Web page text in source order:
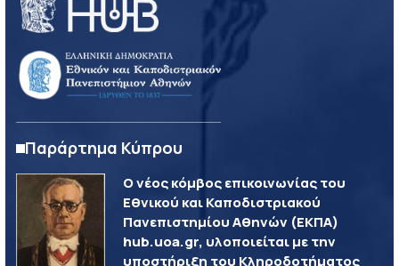
Παράρτημα Κύπρου
Ο νέος κόμβος επικοινωνίας του
Εθνικού και Καποδιστριακού
Πανεπιστημίου Αθηνών (ΕΚΠΑ)
hub.uoa.gr, υλοποιείται με την
υποστήριξη του Κληροδοτήματος